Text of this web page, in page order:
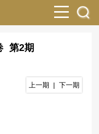
第2期
上一期 | 下一期